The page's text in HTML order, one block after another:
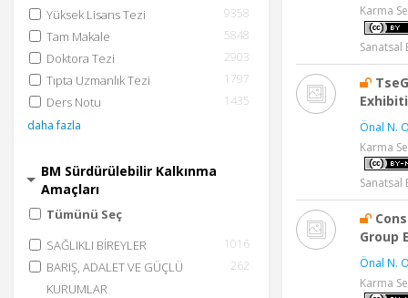
Yüksek Lisans Tezi 9358
Tam Makale 5848
Doktora Tezi 2903
Tıpta Uzmanlık Tezi 1797
Ders Notu
1435
daha fazla
BM Sürdürülebilir Kalkınma
Amaçları
Tümünü Seç
SAĞLIKLI BİREYLER
1016
BARIŞ, ADALET VE GÜÇLÜ
KURUMLAR
262
Karma
Sanatsal
Önal N.
Karma
Sanatsal
Group
Önal N.
Karma